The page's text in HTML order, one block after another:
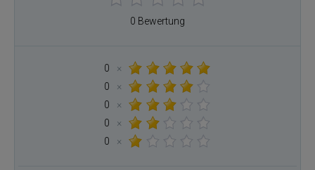
0 Bewertung
0
×
0
×
0
×
0
×
0
×